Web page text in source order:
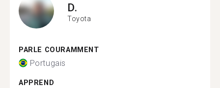
D.
Toyota
PARLE COURAMMENT
Portugais
APPREND